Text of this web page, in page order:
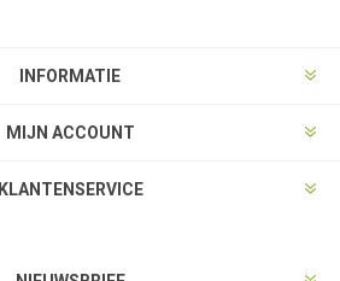
INFORMATIE
MIJN ACCOUNT
KLANTENSERVICE